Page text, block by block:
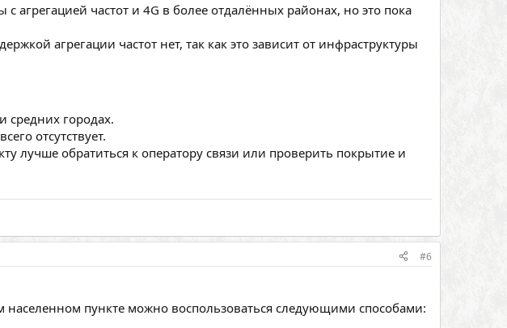
частот и 4G в более отдалённых районах, но это пока
агрегации частот нет, так как это зависит от инфраструктуры
средних городах.
отсутствует.
лучше обратиться к оператору связи или проверить покрытие и
#6
пункте можно воспользоваться следующими способами: